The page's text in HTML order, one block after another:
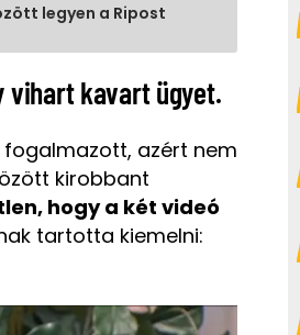
legyen a Ripost
vihart kavart ügyet.
azért nem
kirobbant
hogy a két videó
tartotta kiemelni: